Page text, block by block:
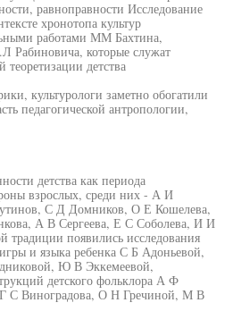
равноправности Исследование
хронотопа культур
работами ММ Бахтина,
Рабиновича, которые служат
теоретизации детства
культурологи заметно обогатили
педагогической антропологии,
детства как периода
взрослых, среди них - А И
С Д Домников, О Е Кошелева,
А В Сергеева, Е С Соболева, И И
появились исследования
и языка ребенка С Б Адоньевой,
Ю В Эккемеевой,
детского фольклора А Ф
С Виноградова, О Н Гречиной, М В